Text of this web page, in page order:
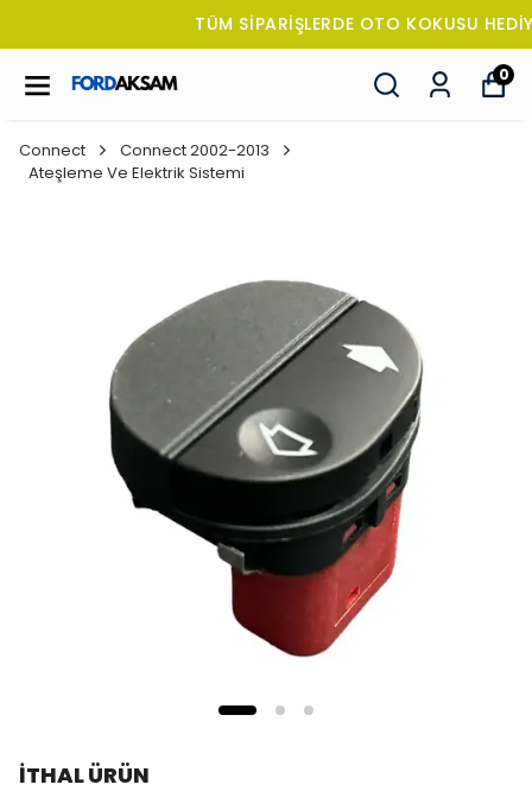
TÜM SİPARİŞLERDE OTO KOKUSU HEDİYE!
0
Connect
Connect 2002-2013
Ateşleme Ve Elektrik Sistemi
İTHAL ÜRÜN